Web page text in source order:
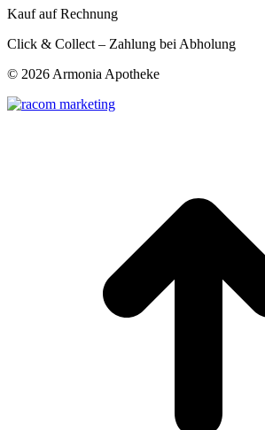
Kauf auf Rechnung
Click & Collect – Zahlung bei Abholung
© 2026 Armonia Apotheke